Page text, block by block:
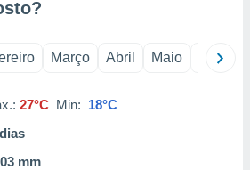
?
Março Abril Maio Junho
27°C Min: 18°C
dias
mm